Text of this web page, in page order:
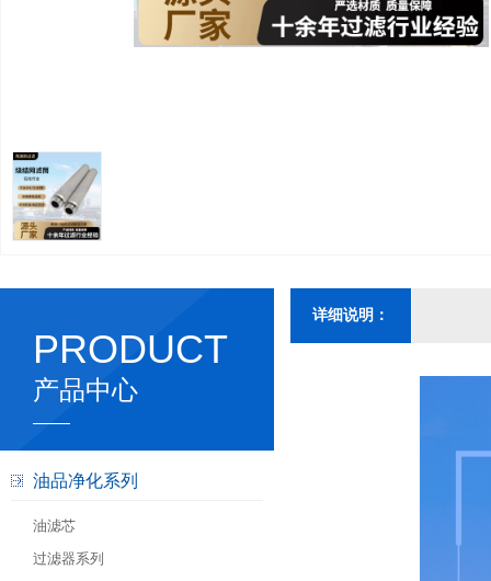
PRODUCT
产品中心
油品净化系列
油滤芯
过滤器系列
详细说明：